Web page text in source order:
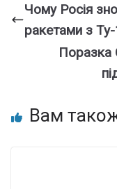
Чому Росія
ракетами з
Поpазка
Вам